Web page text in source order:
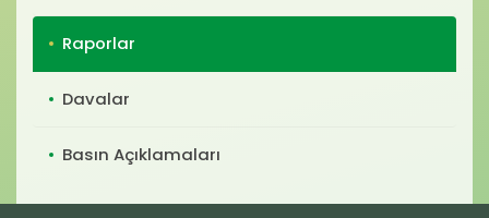
İletişim
Raporlar
Davalar
Basın Açıklamaları